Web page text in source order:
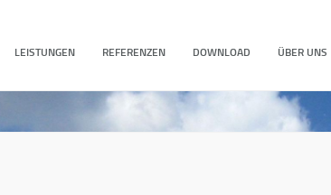
LEISTUNGEN REFERENZEN DOWNLOAD ÜBER UNS